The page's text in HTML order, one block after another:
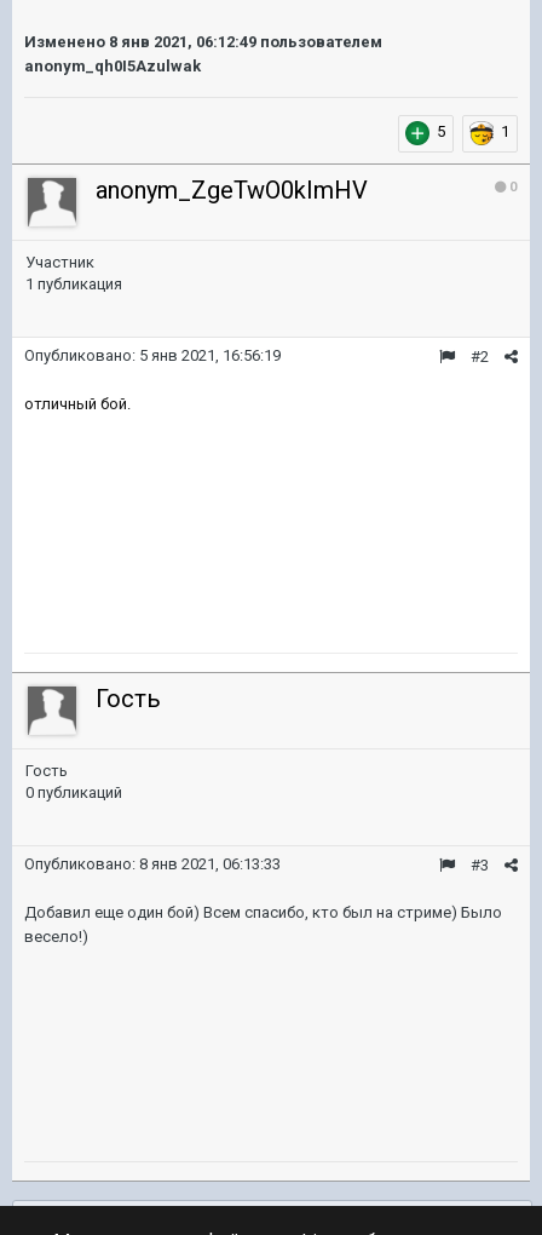
Изменено 8 янв 2021, 06:12:49 пользователем
anonym_qh0I5Azulwak
5 1
0
anonym_ZgeTwO0kImHV
Участник
1 публикация
#2
Опубликовано: 5 янв 2021, 16:56:19
отличный бой.
Гость
Гость
0 публикаций
#3
Опубликовано: 8 янв 2021, 06:13:33
Добавил еще один бой) Всем спасибо, кто был на стриме) Было
весело!)